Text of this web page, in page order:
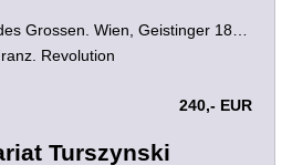
Biographie Napoleons des Grossen. Wien, Geistinger 1810. 95 S. HLdr. d. Zt.
Revolution
240,- EUR
Turszynski